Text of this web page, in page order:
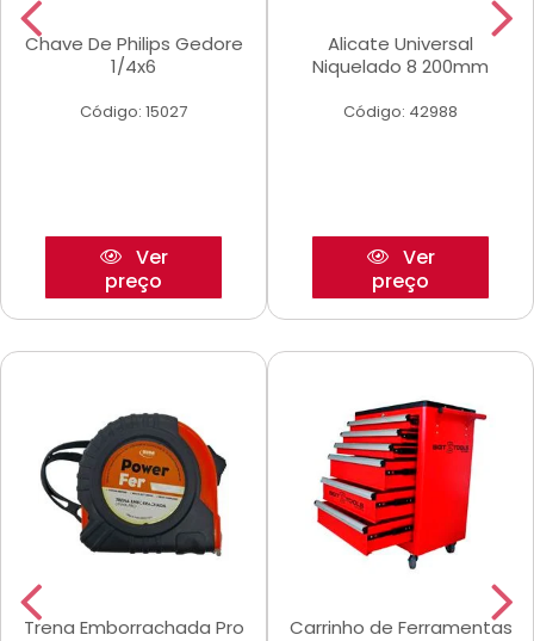
Chave De Philips Gedore
1/4x6
Código: 15027
Ver
preço
Alicate Universal
Niquelado 8 200mm
Código: 42988
Ver
preço
Trena Emborrachada Pro
Carrinho de Ferramentas